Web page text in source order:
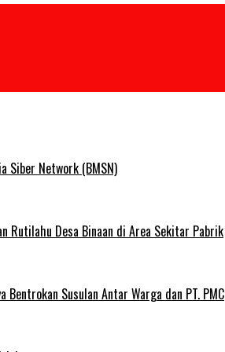
Siber Network (BMSN)
Rutilahu Desa Binaan di Area Sekitar Pabrik
Susulan Antar Warga dan PT. PMC